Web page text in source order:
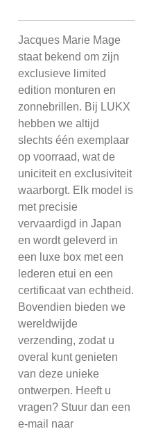
Jacques Marie Mage
staat bekend om zijn
exclusieve limited
edition monturen en
zonnebrillen. Bij LUKX
hebben we altijd
slechts één exemplaar
op voorraad, wat de
uniciteit en exclusiviteit
waarborgt. Elk model is
met precisie
vervaardigd in Japan
en wordt geleverd in
een luxe box met een
lederen etui en een
certificaat van echtheid.
Bovendien bieden we
wereldwijde
verzending, zodat u
overal kunt genieten
van deze unieke
ontwerpen. Heeft u
vragen? Stuur dan een
e-mail naar